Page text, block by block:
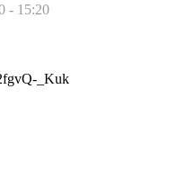
- 15:20
_Kuk